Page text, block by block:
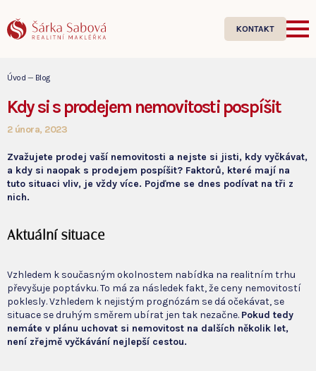
KONTAKT
Úvod — Blog
Kdy si s prodejem nemovitosti pospíšit
2 února, 2023
Zvažujete prodej vaší nemovitosti a nejste si jisti, kdy vyčkávat,
a kdy si naopak s prodejem pospíšit? Faktorů, které mají na
tuto situaci vliv, je vždy více. Pojďme se dnes podívat na tři z
nich.
Aktuální situace
Vzhledem k současným okolnostem nabídka na realitním trhu
převyšuje poptávku. To má za následek fakt, že ceny nemovitostí
poklesly. Vzhledem k nejistým prognózám se dá očekávat, se
situace se druhým směrem ubírat jen tak nezačne. Pokud tedy
nemáte v plánu uchovat si nemovitost na dalších několik let,
není zřejmě vyčkávání nejlepší cestou.